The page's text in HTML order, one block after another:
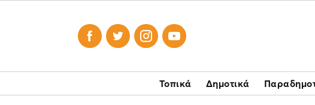
   
Τοπικά Δημοτικά